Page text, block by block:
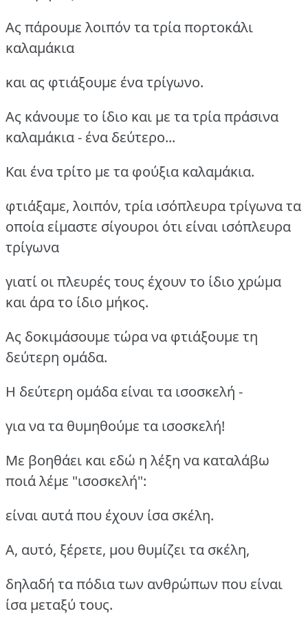
Ας πάρουμε λοιπόν τα τρία πορτοκάλι
καλαμάκια
και ας φτιάξουμε ένα τρίγωνο.
Ας κάνουμε το ίδιο και με τα τρία πράσινα
καλαμάκια - ένα δεύτερο...
Και ένα τρίτο με τα φούξια καλαμάκια.
φτιάξαμε, λοιπόν, τρία ισόπλευρα τρίγωνα τα
οποία είμαστε σίγουροι ότι είναι ισόπλευρα
τρίγωνα
γιατί οι πλευρές τους έχουν το ίδιο χρώμα
και άρα το ίδιο μήκος.
Ας δοκιμάσουμε τώρα να φτιάξουμε τη
δεύτερη ομάδα.
Η δεύτερη ομάδα είναι τα ισοσκελή -
για να τα θυμηθούμε τα ισοσκελή!
Με βοηθάει και εδώ η λέξη να καταλάβω
ποιά λέμε "ισοσκελή":
είναι αυτά που έχουν ίσα σκέλη.
Α, αυτό, ξέρετε, μου θυμίζει τα σκέλη,
δηλαδή τα πόδια των ανθρώπων που είναι
ίσα μεταξύ τους.